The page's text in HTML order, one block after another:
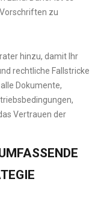
zu
hinzu, damit Ihr
rechtliche Fallstricke
Dokumente,
Vertrauen der